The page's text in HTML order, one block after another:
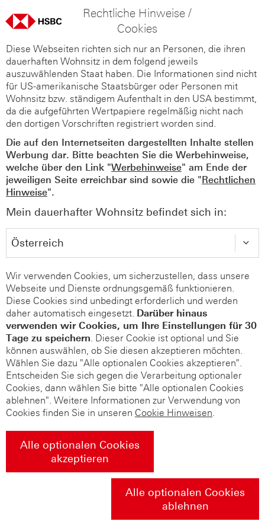
Rechtliche Hinweise /
Cookies
Diese Webseiten richten sich nur an Personen, die ihren
dauerhaften Wohnsitz in dem folgend jeweils
auszuwählenden Staat haben. Die Informationen sind nicht
für US-amerikanische Staatsbürger oder Personen mit
Wohnsitz bzw. ständigem Aufenthalt in den USA bestimmt,
da die aufgeführten Wertpapiere regelmäßig nicht nach
den dortigen Vorschriften registriert worden sind.
Die auf den Internetseiten dargestellten Inhalte stellen
Werbung dar. Bitte beachten Sie die Werbehinweise,
welche über den Link "Werbehinweise" am Ende der
jeweiligen Seite erreichbar sind sowie die "Rechtlichen
Hinweise".
Mein dauerhafter Wohnsitz befindet sich in:
Wir verwenden Cookies, um sicherzustellen, dass unsere
Webseite und Dienste ordnungsgemäß funktionieren.
Diese Cookies sind unbedingt erforderlich und werden
daher automatisch eingesetzt. Darüber hinaus
verwenden wir Cookies, um Ihre Einstellungen für 30
Tage zu speichern. Dieser Cookie ist optional und Sie
können auswählen, ob Sie diesen akzeptieren möchten.
Wählen Sie dazu "Alle optionalen Cookies akzeptieren".
Entscheiden Sie sich gegen die Verarbeitung optionaler
Cookies, dann wählen Sie bitte "Alle optionalen Cookies
ablehnen". Weitere Informationen zur Verwendung von
Cookies finden Sie in unseren Cookie Hinweisen.
Alle optionalen Cookies
akzeptieren
Alle optionalen Cookies
ablehnen